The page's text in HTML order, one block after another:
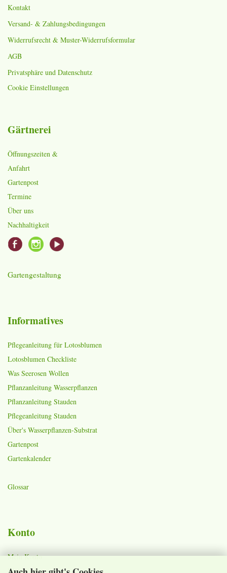
Kontakt
Versand- & Zahlungsbedingungen
Widerrufsrecht & Muster-Widerrufsformular
AGB
Privatsphäre und Datenschutz
Cookie Einstellungen
Gärtnerei
Öffnungszeiten &
Anfahrt
Gartenpost
Termine
Über uns
Nachhaltigkeit
Gartengestaltung
Informatives
Pflegeanleitung für Lotosblumen
Lotosblumen Checkliste
Was Seerosen Wollen
Pflanzanleitung Wasserpflanzen
Pflanzanleitung Stauden
Pflegeanleitung Stauden
Über's Wasserpflanzen-Substrat
Gartenpost
Gartenkalender
Glossar
Konto
Mein Konto
Warenkorb